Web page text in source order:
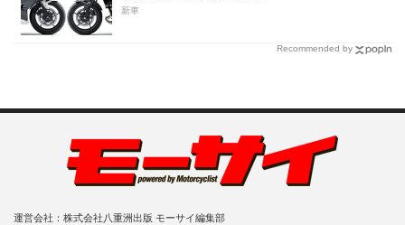
新車
Recommended by
運営会社：株式会社八重洲出版 モーサイ編集部